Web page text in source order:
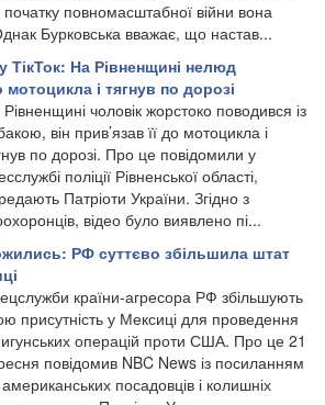
початку повномасштабної війни вона
Бурковська вважає, що настав...
ТікТок: На Рівненщині нелюд
і тягнув по дорозі
чоловік жорстоко поводився із
він прив’язав її до мотоцикла і
по дорозі. Про це повідомили у
поліції Рівненської області,
Патріоти України. Згідно з
відео було виявлено пі...
РФ суттєво збільшила штат
країни-агресора РФ збільшують
присутність у Мексиці для проведення
операцій проти США. Про це 21
повідомив NBC News із посиланням
посадовців і колишніх